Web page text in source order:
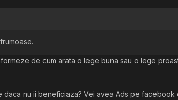
de cum arata o lege buna sau o lege
nu ii beneficiaza? Vei avea Ads pe